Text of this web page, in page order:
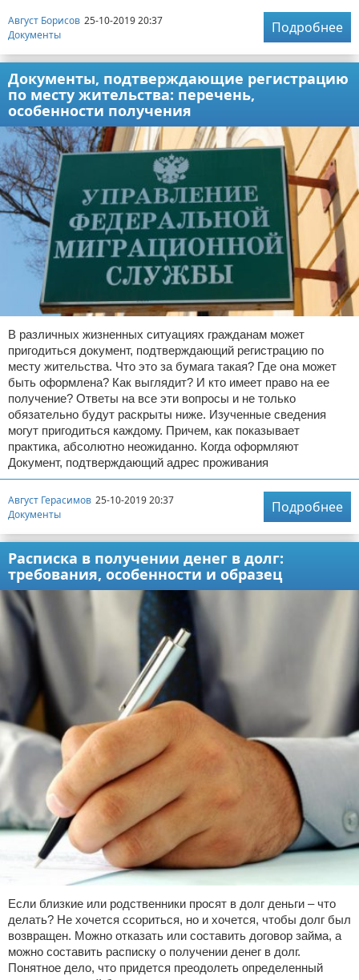
Август Борисов 25-10-2019 20:37
Документы
Подробнее
Документы, подтверждающие регистрацию
по месту жительства: перечень,
особенности получения
В различных жизненных ситуациях гражданам может
пригодиться документ, подтверждающий регистрацию по
месту жительства. Что это за бумага такая? Где она может
быть оформлена? Как выглядит? И кто имеет право на ее
получение? Ответы на все эти вопросы и не только
обязательно будут раскрыты ниже. Изученные сведения
могут пригодиться каждому. Причем, как показывает
практика, абсолютно неожиданно. Когда оформляют
Документ, подтверждающий адрес проживания
Август Герасимов 25-10-2019 20:37
Документы
Подробнее
Расписка в получении денег в долг:
требования, особенности и образец
Если близкие или родственники просят в долг деньги – что
делать? Не хочется ссориться, но и хочется, чтобы долг был
возвращен. Можно отказать или составить договор займа, а
можно составить расписку о получении денег в долг.
Понятное дело, что придется преодолеть определенный